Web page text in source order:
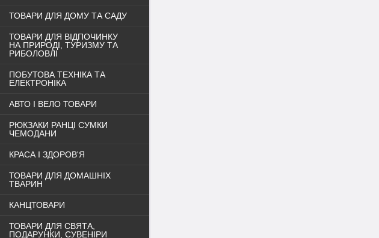
ТОВАРИ ДЛЯ ДОМУ ТА САДУ
ТОВАРИ ДЛЯ ВІДПОЧИНКУ
НА ПРИРОДІ, ТУРИЗМУ ТА
РИБОЛОВЛІ
ПОБУТОВА ТЕХНІКА ТА
ЕЛЕКТРОНІКА
АВТО І ВЕЛО ТОВАРИ
РЮКЗАКИ РАНЦІ СУМКИ
ЧЕМОДАНИ
КРАСА І ЗДОРОВ'Я
ТОВАРИ ДЛЯ ДОМАШНІХ
ТВАРИН
КАНЦТОВАРИ
ТОВАРИ ДЛЯ СВЯТА,
ПОДАРУНКИ, СУВЕНІРИ